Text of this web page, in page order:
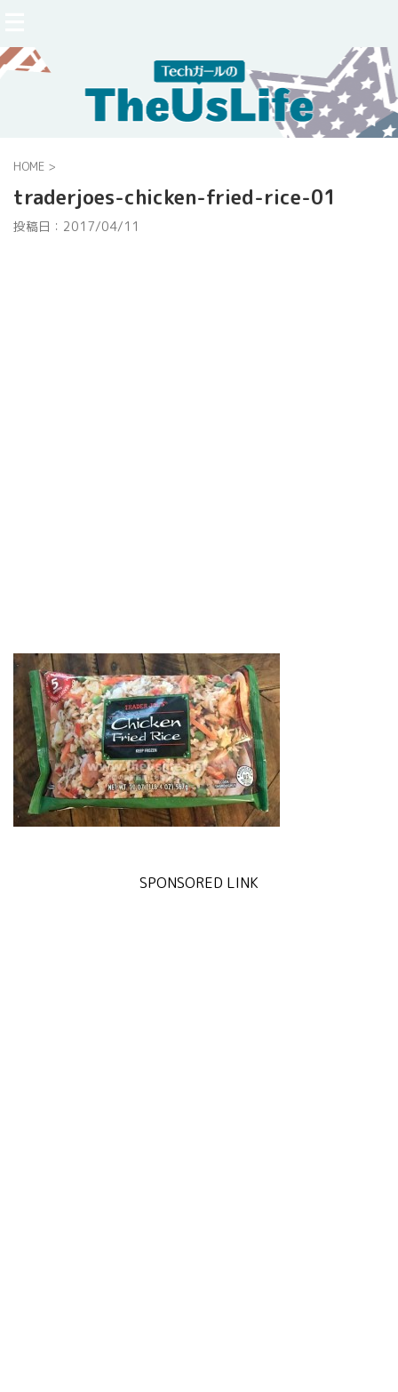
HOME >
traderjoes-chicken-fried-rice-01
投稿日： 2017/04/11
SPONSORED LINK